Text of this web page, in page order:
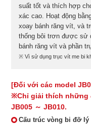
suất tốt và thích hợp
xác cao. Hoạt động
xoay bánh răng vít, và
thống bôi trơn được sử
bánh răng vít và phần
※ Vì sử dụng trục vít me bi
[Đối với các model
※Chỉ giải thích những
JB005 ～ JB010.
Cấu trúc vòng bi đỡ lý